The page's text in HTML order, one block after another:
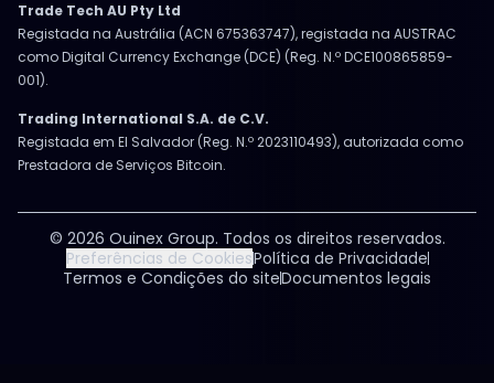
Trade Tech AU Pty Ltd
Registada na Austrália (ACN 675363747), registada na AUSTRAC
como Digital Currency Exchange (DCE) (Reg. N.º DCE100865859-
001).
Trading International S.A. de C.V.
Registada em El Salvador (Reg. N.º 2023110493), autorizada como
Prestadora de Serviços Bitcoin.
© 2026 Ouinex Group. Todos os direitos reservados.
Preferências de CookiesPolítica de Privacidade
Termos e Condições do siteDocumentos legais